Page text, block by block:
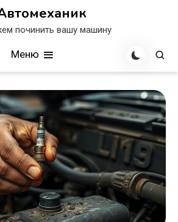
починить вашу машину
Меню